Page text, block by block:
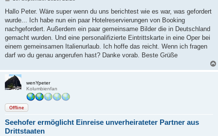
i
r
a
Hallo Peter. Wäre super wenn du uns berichtest wie es war, was gefordert
wurde... Ich habe nun ein paar Hotelreservierungen von Booking
nachgefordert. Außerdem ein paar gemeinsame Bilder die in Deutschland
gemacht wurden. Und eine personalifizierte Eintrittskarte in eine Oper bei
einem gemeinsamen Italienurlaub. Ich hoffe das reicht. Wenn ich fragen
darf wo du genau angerufen hast? Danke vorab. Beste Grüße
wenYpeter
Kolumbienfan
Offline
Seehofer ermöglicht Einreise unverheirateter Partner aus
Drittstaaten